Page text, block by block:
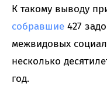
К такому выводу
собравшие 427
межвидовых
несколько
год.